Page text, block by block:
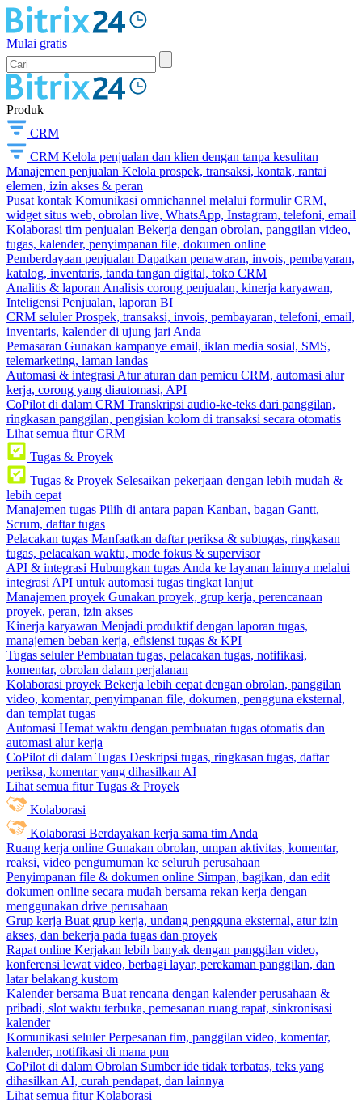
Mulai gratis
Produk
CRM
CRM Kelola penjualan dan klien dengan tanpa kesulitan
Manajemen penjualan Kelola prospek, transaksi, kontak, rantai
elemen, izin akses & peran
Pusat kontak Komunikasi omnichannel melalui formulir CRM,
widget situs web, obrolan live, WhatsApp, Instagram, telefoni, email
Kolaborasi tim penjualan Bekerja dengan obrolan, panggilan video,
tugas, kalender, penyimpanan file, dokumen online
Pemberdayaan penjualan Dapatkan penawaran, invois, pembayaran,
katalog, inventaris, tanda tangan digital, toko CRM
Analitis & laporan Analisis corong penjualan, kinerja karyawan,
Inteligensi Penjualan, laporan BI
CRM seluler Prospek, transaksi, invois, pembayaran, telefoni, email,
inventaris, kalender di ujung jari Anda
Pemasaran Gunakan kampanye email, iklan media sosial, SMS,
telemarketing, laman landas
Automasi & integrasi Atur aturan dan pemicu CRM, automasi alur
kerja, corong yang diautomasi, API
CoPilot di dalam CRM Transkripsi audio-ke-teks dari panggilan,
ringkasan panggilan, pengisian kolom di transaksi secara otomatis
Lihat semua fitur CRM
Tugas & Proyek
Tugas & Proyek Selesaikan pekerjaan dengan lebih mudah &
lebih cepat
Manajemen tugas Pilih di antara papan Kanban, bagan Gantt,
Scrum, daftar tugas
Pelacakan tugas Manfaatkan daftar periksa & subtugas, ringkasan
tugas, pelacakan waktu, mode fokus & supervisor
API & integrasi Hubungkan tugas Anda ke layanan lainnya melalui
integrasi API untuk automasi tugas tingkat lanjut
Manajemen proyek Gunakan proyek, grup kerja, perencanaan
proyek, peran, izin akses
Kinerja karyawan Menjadi produktif dengan laporan tugas,
manajemen beban kerja, efisiensi tugas & KPI
Tugas seluler Pembuatan tugas, pelacakan tugas, notifikasi,
komentar, obrolan dalam perjalanan
Kolaborasi proyek Bekerja lebih cepat dengan obrolan, panggilan
video, komentar, penyimpanan file, dokumen, pengguna eksternal,
dan templat tugas
Automasi Hemat waktu dengan pembuatan tugas otomatis dan
automasi alur kerja
CoPilot di dalam Tugas Deskripsi tugas, ringkasan tugas, daftar
periksa, komentar yang dihasilkan AI
Lihat semua fitur Tugas & Proyek
Kolaborasi
Kolaborasi Berdayakan kerja sama tim Anda
Ruang kerja online Gunakan obrolan, umpan aktivitas, komentar,
reaksi, video pengumuman ke seluruh perusahaan
Penyimpanan file & dokumen online Simpan, bagikan, dan edit
dokumen online secara mudah bersama rekan kerja dengan
menggunakan drive perusahaan
Grup kerja Buat grup kerja, undang pengguna eksternal, atur izin
akses, dan bekerja pada tugas dan proyek
Rapat online Kerjakan lebih banyak dengan panggilan video,
konferensi lewat video, berbagi layar, perekaman panggilan, dan
latar belakang kustom
Kalender bersama Buat rencana dengan kalender perusahaan &
pribadi, slot waktu terbuka, pemesanan ruang rapat, sinkronisasi
kalender
Komunikasi seluler Perpesanan tim, panggilan video, komentar,
kalender, notifikasi di mana pun
CoPilot di dalam Obrolan Sumber ide tidak terbatas, teks yang
dihasilkan AI, curah pendapat, dan lainnya
Lihat semua fitur Kolaborasi